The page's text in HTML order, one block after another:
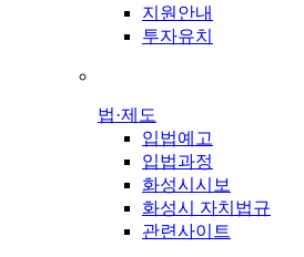
지원안내
투자유치
법·제도
입법예고
입법과정
화성시시보
화성시 자치법규
관련사이트